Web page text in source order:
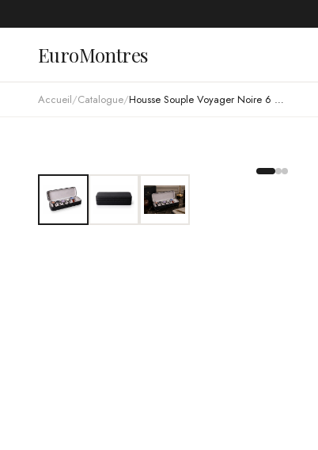
EuroMontres
Accueil/Catalogue/ Housse Souple Voyager Noire 6 Compartiments Rangement Montres Simili-Cuir